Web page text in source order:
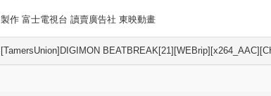
製作 富士電視台 讀賣廣告社 東映動畫
[TamersUnion]DIGIMON